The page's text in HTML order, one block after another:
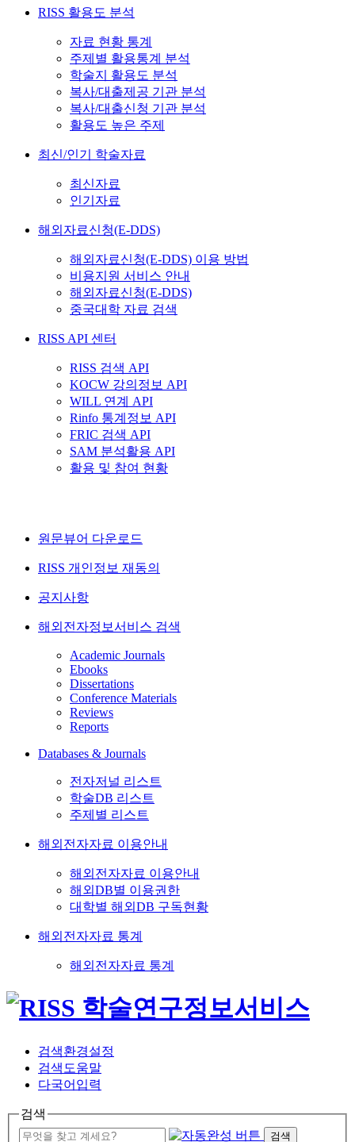
RISS 활용도 분석
자료 현황 통계
주제별 활용통계 분석
학술지 활용도 분석
복사/대출제공 기관 분석
복사/대출신청 기관 분석
활용도 높은 주제
최신/인기 학술자료
최신자료
인기자료
해외자료신청(E-DDS)
해외자료신청(E-DDS) 이용 방법
비용지원 서비스 안내
해외자료신청(E-DDS)
중국대학 자료 검색
RISS API 센터
RISS 검색 API
KOCW 강의정보 API
WILL 연계 API
Rinfo 통계정보 API
FRIC 검색 API
SAM 분석활용 API
활용 및 참여 현황
원문뷰어 다운로드
RISS 개인정보 재동의
공지사항
해외전자정보서비스 검색
Academic Journals
Ebooks
Dissertations
Conference Materials
Reviews
Reports
Databases & Journals
전자저널 리스트
학술DB 리스트
주제별 리스트
해외전자자료 이용안내
해외전자자료 이용안내
해외DB별 이용권한
대학별 해외DB 구독현황
해외전자자료 통계
해외전자자료 통계
검색환경설정
검색도움말
다국어입력
검색
검색